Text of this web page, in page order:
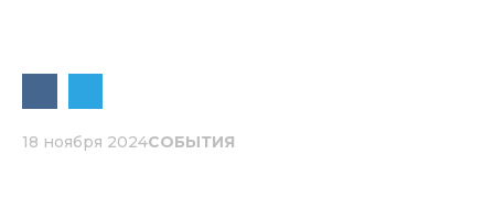
18 ноября 2024СОБЫТИЯ